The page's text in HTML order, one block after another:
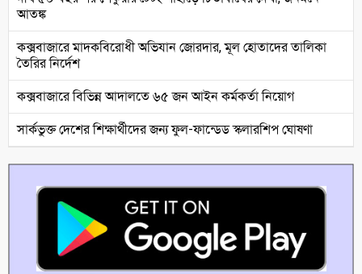
আতঙ্ক
কক্সবাজারে মাদকবিরোধী অভিযান জোরদার, মূল হোতাদের তালিকা
তৈরির নির্দেশ
কক্সবাজারে বিভিন্ন আদালতে ৬৫ জন আইন কর্মকর্তা নিয়োগ
সার্কভুক্ত দেশের শিক্ষার্থীদের জন্য ফুল-ফান্ডেড স্কলারশিপ ঘোষণা